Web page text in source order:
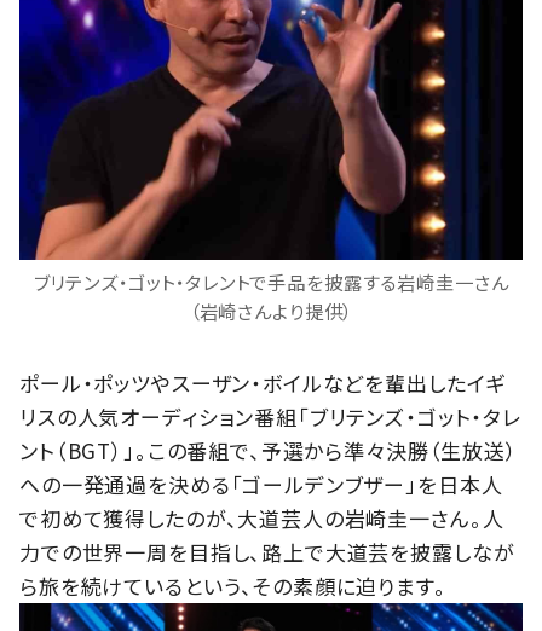
ブリテンズ・ゴット・タレントで手品を披露する岩崎圭一さん
（岩崎さんより提供）
ポール・ポッツやスーザン・ボイルなどを輩出したイギ
リスの人気オーディション番組「ブリテンズ・ゴット・タレ
ント（BGT）」。この番組で、予選から準々決勝（生放送）
への一発通過を決める「ゴールデンブザー」を日本人
で初めて獲得したのが、大道芸人の岩崎圭一さん。人
力での世界一周を目指し、路上で大道芸を披露しなが
ら旅を続けているという、その素顔に迫ります。